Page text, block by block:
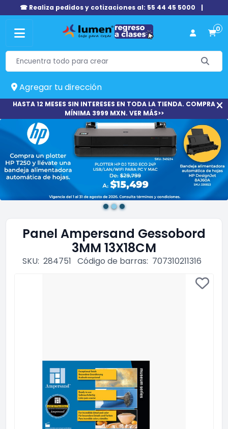
☎ Realiza pedidos y cotizaciones al: 55 44 45 5000 |
0
Agregar tu dirección
HASTA 12 MESES SIN INTERESES EN TODA LA TIENDA. COMPRA
MÍNIMA 3999 MXN. VER MÁS>>
Panel Ampersand Gessobord
3MM 13X18CM
SKU: 284751 Código de barras: 707310211316